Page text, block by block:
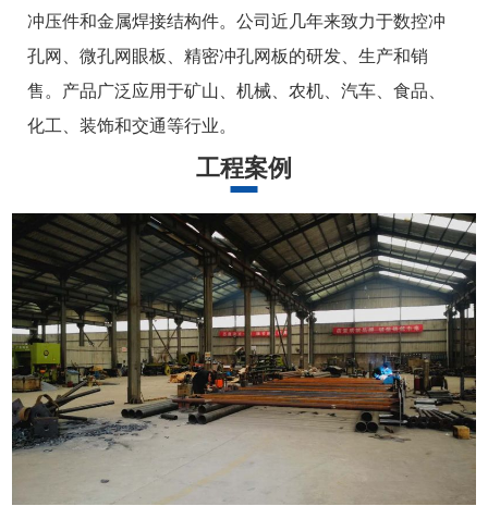
冲压件和金属焊接结构件。公司近几年来致力于数控冲
孔网、微孔网眼板、精密冲孔网板的研发、生产和销
售。产品广泛应用于矿山、机械、农机、汽车、食品、
化工、装饰和交通等行业。
工程案例